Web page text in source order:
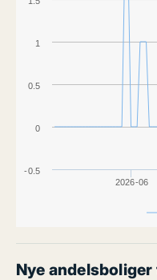
2026-06
-0.5
0
0.5
1
Nye andelsboliger